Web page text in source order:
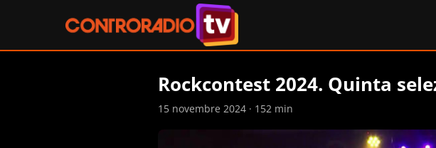
Rockcontest 2024. Quinta
15 novembre 2024 · 152 min